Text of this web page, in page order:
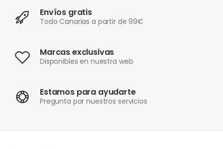
Envíos gratis
Todo Canarias a partir de 99€
Marcas exclusivas
Disponibles en nuestra web
Estamos para ayudarte
Pregunta por nuestros servicios